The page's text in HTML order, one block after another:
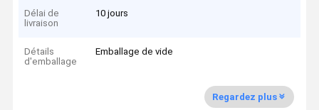
Délai de
livraison
10 jours
Détails
d'emballage
Emballage de vide
Regardez plus